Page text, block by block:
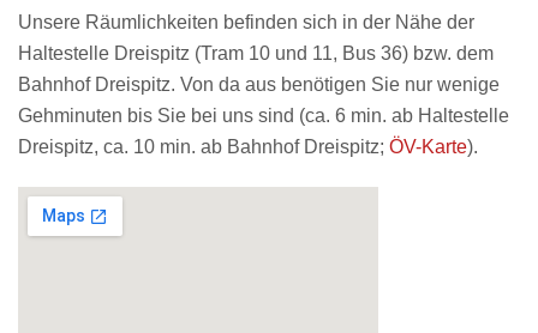
Unsere Räumlichkeiten befinden sich in der Nähe der
Haltestelle Dreispitz (Tram 10 und 11, Bus 36) bzw. dem
Bahnhof Dreispitz. Von da aus benötigen Sie nur wenige
Gehminuten bis Sie bei uns sind (ca. 6 min. ab Haltestelle
Dreispitz, ca. 10 min. ab Bahnhof Dreispitz; ÖV-Karte).